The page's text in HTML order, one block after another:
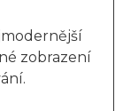
zobrazení